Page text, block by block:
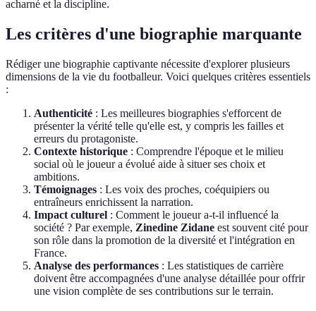
acharné et la discipline.
Les critères d'une biographie marquante
Rédiger une biographie captivante nécessite d'explorer plusieurs
dimensions de la vie du footballeur. Voici quelques critères essentiels
:
Authenticité : Les meilleures biographies s'efforcent de
présenter la vérité telle qu'elle est, y compris les failles et
erreurs du protagoniste.
Contexte historique : Comprendre l'époque et le milieu
social où le joueur a évolué aide à situer ses choix et
ambitions.
Témoignages : Les voix des proches, coéquipiers ou
entraîneurs enrichissent la narration.
Impact culturel : Comment le joueur a-t-il influencé la
société ? Par exemple, Zinedine Zidane est souvent cité pour
son rôle dans la promotion de la diversité et l'intégration en
France.
Analyse des performances : Les statistiques de carrière
doivent être accompagnées d'une analyse détaillée pour offrir
une vision complète de ses contributions sur le terrain.